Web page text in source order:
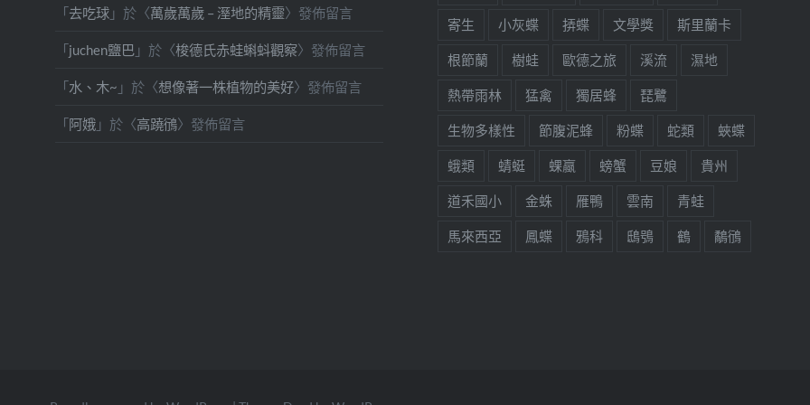
「去吃球」於〈萬歲萬歲 – 溼地的精靈〉發佈留言
「juchen鹽巴」於〈梭德氏赤蛙蝌蚪觀察〉發佈留言
「水、木~ 」於〈想像著一株植物的美好〉發佈留言
「阿娥」於〈高蹺鴴〉發佈留言
寄生 小灰蝶 挵蝶 文學獎 斯里蘭卡
根節蘭 樹蛙 歐德之旅 溪流 濕地
熱帶雨林 猛禽 獨居蜂 琵鷺
生物多樣性 節腹泥蜂 粉蝶 蛇類 蛺蝶
蛾類 蜻蜓 蜾蠃 螃蟹 豆娘 貴州
道禾國小 金蛛 雁鴨 雲南 青蛙
馬來西亞 鳳蝶 鴉科 鴟鴞 鶴 鷸鴴